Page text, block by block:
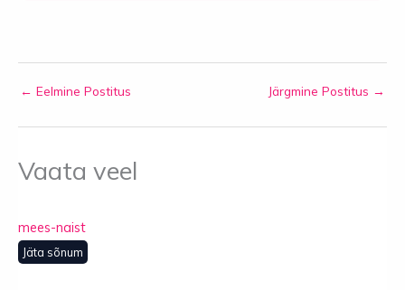
← Eelmine Postitus Järgmine Postitus →
Vaata veel
mees-naist
Jäta sõnum